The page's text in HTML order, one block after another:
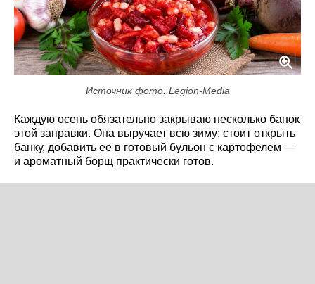
Источник фото: Legion-Media
Каждую осень обязательно закрываю несколько банок
этой заправки. Она выручает всю зиму: стоит открыть
банку, добавить ее в готовый бульон с картофелем —
и ароматный борщ практически готов.